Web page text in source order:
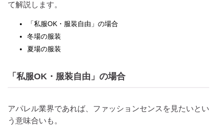
て解説します。
「私服OK・服装自由」の場合
冬場の服装
夏場の服装
「私服OK・服装自由」の場合
アパレル業界であれば、ファッションセンスを見たいとい
う意味合いも。